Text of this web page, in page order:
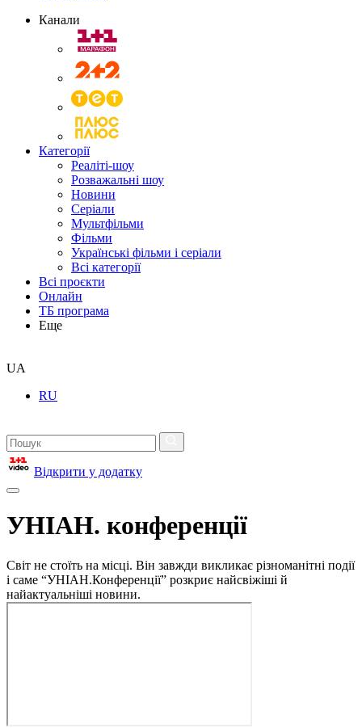
Канали
Категорії
Реаліті-шоу
Розважальні шоу
Новини
Серіали
Мультфільми
Фільми
Українські фільми і серіали
Всі категорії
Всі проєкти
Онлайн
ТБ програма
Еще
UA
RU
Відкрити у додатку
УНІАН. конференції
Світ не стоїть на місці. Він завжди викликає різноманітні події
і саме “УНІАН.Конференції” розкриє найсвіжіші й
найактуальніші новини.